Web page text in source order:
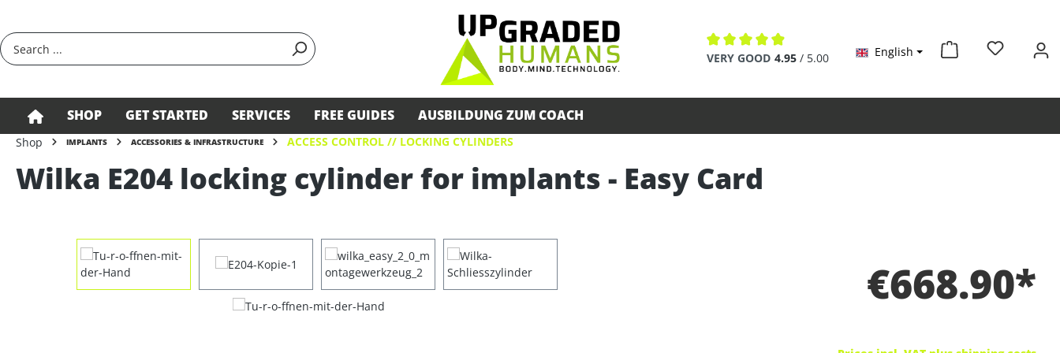
Average rating of 4.9 out of 5 stars
VERY GOOD 4.95 / 5.00 English
SHOP GET STARTED SERVICES FREE GUIDES AUSBILDUNG ZUM COACH
Shop IMPLANTS ACCESSORIES & INFRASTRUCTURE ACCESS CONTROL // LOCKING CYLINDERS
Wilka E204 locking cylinder for implants - Easy Card
Skip image gallery
€668.90*